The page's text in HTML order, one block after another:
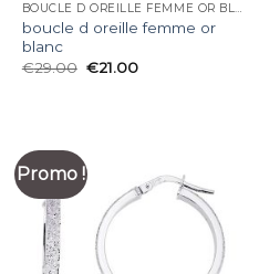
BOUCLE D OREILLE FEMME OR BLANC
boucle d oreille femme or
blanc
€29.00 €21.00
Promo !